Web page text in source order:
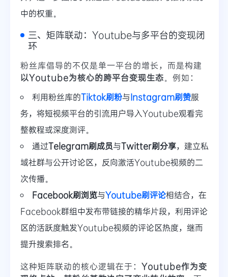
中的权重。
三、矩阵联动：Youtube与多平台的变现闭
环
粉丝库倡导的不仅是单一平台的增长，而是构建
以Youtube为核心的跨平台变现生态。例如：
利用粉丝库的Tiktok刷粉与Instagram刷赞服
务，将短视频平台的引流用户导入Youtube观看完
整教程或深度测评。
通过Telegram刷成员与Twitter刷分享，建立私
域社群与公开讨论区，反向激活Youtube视频的二
次传播。
Facebook刷浏览与Youtube刷评论相结合，在
Facebook群组中发布带链接的精华片段，利用评论
区的活跃度触发Youtube视频的评论区热度，继而
提升搜索排名。
这种矩阵联动的核心逻辑在于： Youtube作为变